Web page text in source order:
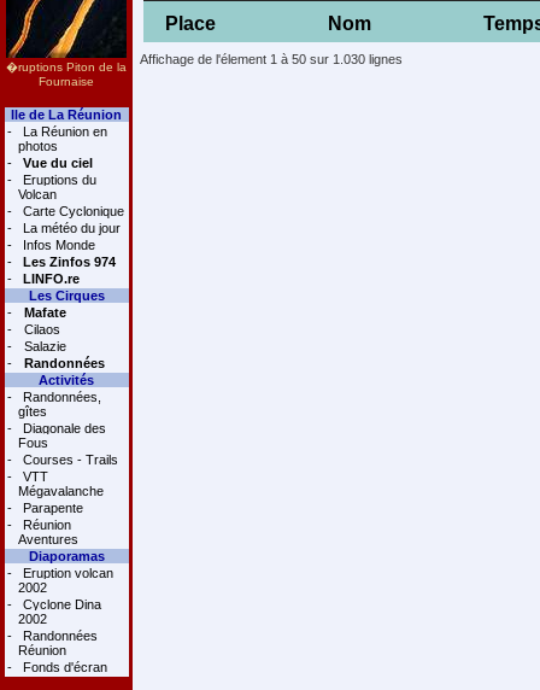
�ruptions Piton de la
Fournaise
Ile de La Réunion
-
La Réunion en
photos
-
Vue du ciel
-
Eruptions du
Volcan
-
Carte Cyclonique
-
La météo du jour
-
Infos Monde
-
Les Zinfos 974
-
LINFO.re
Les Cirques
-
Mafate
-
Cilaos
-
Salazie
-
Randonnées
Activités
-
Randonnées,
gîtes
-
Diagonale des
Fous
-
Courses - Trails
-
VTT
Mégavalanche
-
Parapente
-
Réunion
Aventures
Diaporamas
-
Eruption volcan
2002
-
Cyclone Dina
2002
-
Randonnées
Réunion
-
Fonds d'écran
Place Nom
Affichage de l'élement 1 à 50 sur 1.030 lignes